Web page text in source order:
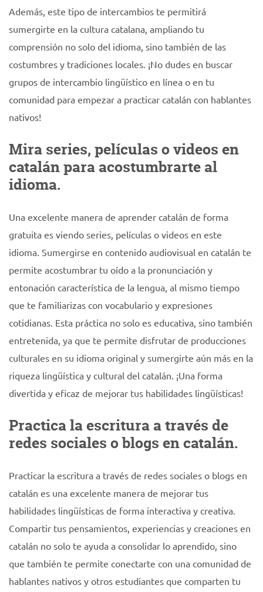
Además, este tipo de intercambios te permitirá
sumergirte en la cultura catalana, ampliando tu
comprensión no solo del idioma, sino también de las
costumbres y tradiciones locales. ¡No dudes en buscar
grupos de intercambio lingüístico en línea o en tu
comunidad para empezar a practicar catalán con hablantes
nativos!
Mira series, películas o videos en
catalán para acostumbrarte al
idioma.
Una excelente manera de aprender catalán de forma
gratuita es viendo series, películas o videos en este
idioma. Sumergirse en contenido audiovisual en catalán te
permite acostumbrar tu oído a la pronunciación y
entonación característica de la lengua, al mismo tiempo
que te familiarizas con vocabulario y expresiones
cotidianas. Esta práctica no solo es educativa, sino también
entretenida, ya que te permite disfrutar de producciones
culturales en su idioma original y sumergirte aún más en la
riqueza lingüística y cultural del catalán. ¡Una forma
divertida y eficaz de mejorar tus habilidades lingüísticas!
Practica la escritura a través de
redes sociales o blogs en catalán.
Practicar la escritura a través de redes sociales o blogs en
catalán es una excelente manera de mejorar tus
habilidades lingüísticas de forma interactiva y creativa.
Compartir tus pensamientos, experiencias y creaciones en
catalán no solo te ayuda a consolidar lo aprendido, sino
que también te permite conectarte con una comunidad de
hablantes nativos y otros estudiantes que comparten tu